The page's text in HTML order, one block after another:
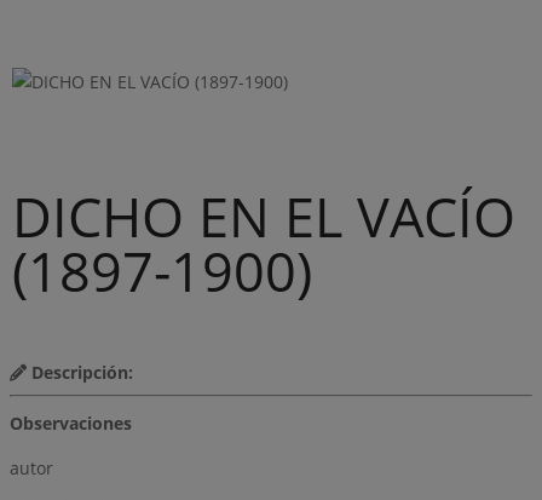
DICHO EN EL VACÍO
(1897-1900)
Descripción:
Observaciones
autor